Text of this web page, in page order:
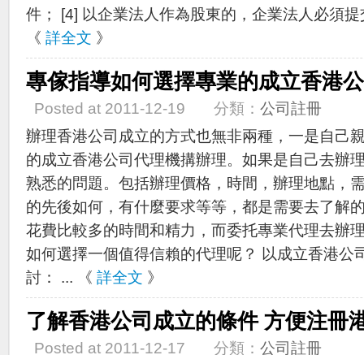
件； [4] 以企業法人作為股東的，企業法人必須
《 詳全文 》
專傢指導如何選擇專業的成立香港
Posted at 2011-12-19 分類： 公司註冊
辦理香港公司成立的方式也無非兩種，一是自己
的成立香港公司代理機搆辦理。如果是自己去辦
熟悉的問題。包括辦理價格，時間，辦理地點，
的先後如何，有什麼要求等等，都是需要去了解
花費比較多的時間和精力，而委托專業代理去辦
如何選擇一個值得信賴的代理呢？ 以成立香港公
討： ... 《 詳全文 》
了解香港公司成立的條件 方便注冊
Posted at 2011-12-17 分類： 公司註冊